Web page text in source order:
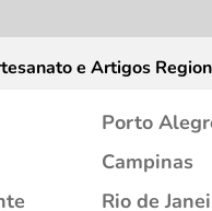
e Artigos
Porto
Campinas
Rio de